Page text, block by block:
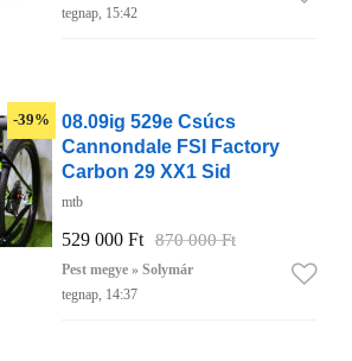
tegnap, 15:42
-39%
08.09ig 529e Csúcs
Cannondale FSI Factory
Carbon 29 XX1 Sid
mtb
529 000 Ft 870 000 Ft
Pest megye » Solymár
tegnap, 14:37